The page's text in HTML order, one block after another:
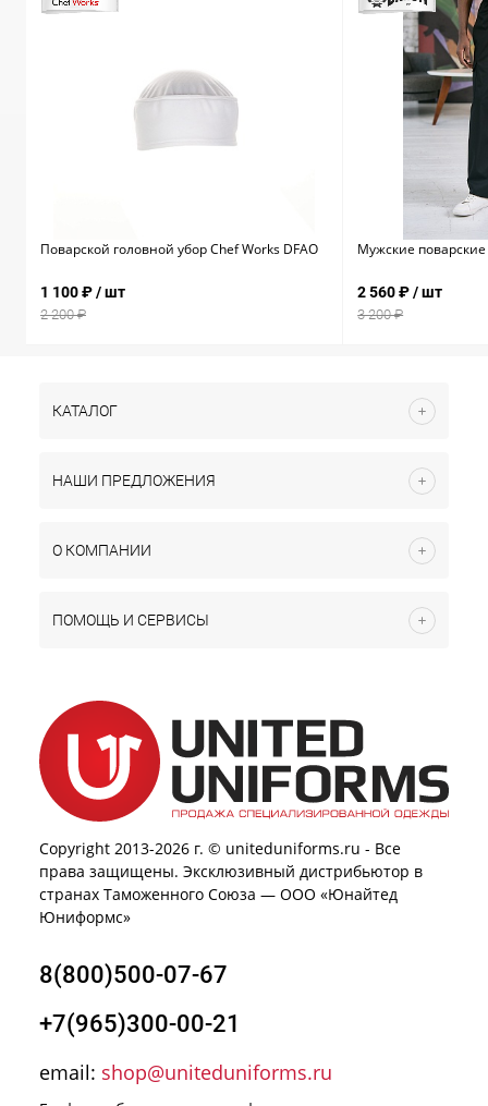
Поварской головной убор Chef Works DFAO
1 100 ₽/ шт
2 200 ₽
Мужские
2 560 ₽/ шт
3 200 ₽
КАТАЛОГ
НАШИ ПРЕДЛОЖЕНИЯ
О КОМПАНИИ
ПОМОЩЬ И СЕРВИСЫ
Copyright 2013-2026 г. © uniteduniforms.ru - Все
права защищены. Эксклюзивный дистрибьютор в
странах Таможенного Союза — ООО «Юнайтед
Юниформс»
8(800)500-07-67
+7(965)300-00-21
email: shop@uniteduniforms.ru